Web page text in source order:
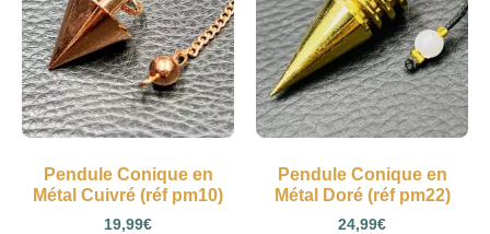
Pendule Conique en
Métal Cuivré (réf pm10)
19,99€
Pendule Conique en
Métal Doré (réf pm22)
24,99€